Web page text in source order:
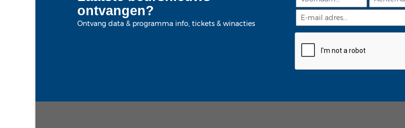
ontvangen?
Ontvang data & programma info, tickets & winacties